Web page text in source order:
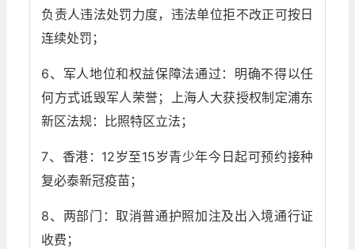
负责人违法处罚力度，违法单位拒不改正可按日
连续处罚；
6、军人地位和权益保障法通过：明确不得以任
何方式诋毁军人荣誉；上海人大获授权制定浦东
新区法规：比照特区立法；
7、香港：12岁至15岁青少年今日起可预约接种
复必泰新冠疫苗；
8、两部门：取消普通护照加注及出入境通行证
收费；